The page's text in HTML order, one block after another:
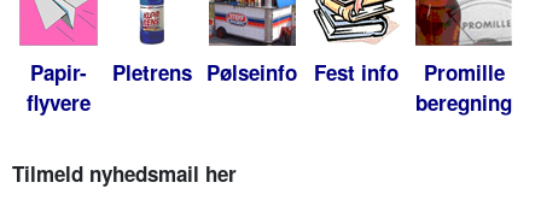
Papir-
flyvere
Pletrens Pølseinfo Fest info
Promille
beregning
Tilmeld nyhedsmail her